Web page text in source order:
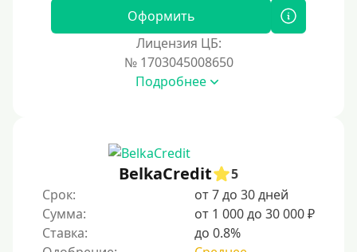
Оформить
Лицензия ЦБ:
№ 1703045008650
Подробнее
BelkaCredit
5
Срок:
от 7 до 30 дней
Сумма:
от 1 000 до 30 000 ₽
Ставка:
до 0.8%